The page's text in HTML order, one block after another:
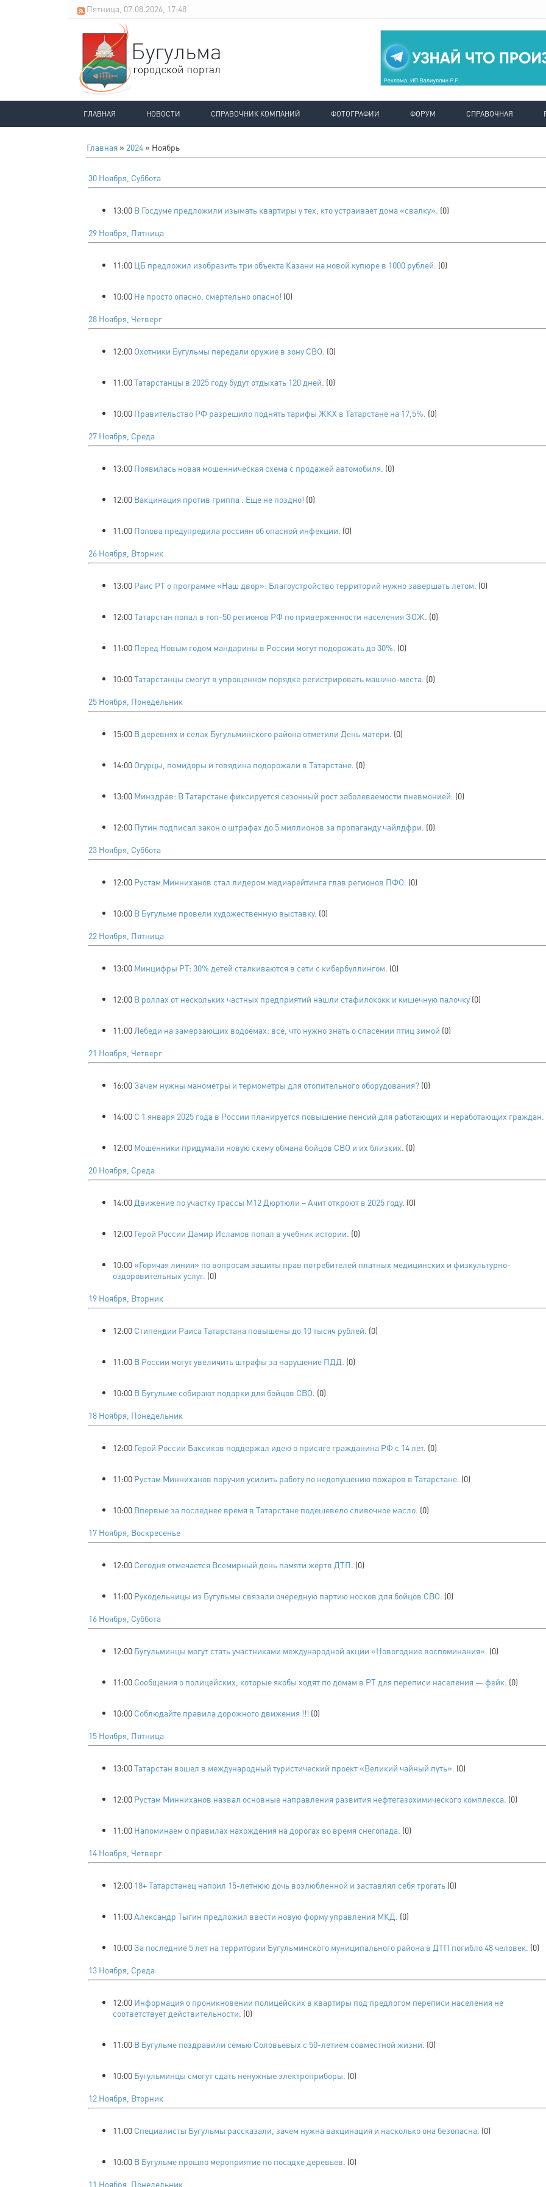
Пятница, 07.08.2026, 17:48
ГЛАВНАЯ НОВОСТИ СПРАВОЧНИК КОМПАНИЙ ФОТОГРАФИИ ФОРУМ СПРАВОЧНАЯ
Главная » 2024 » Ноябрь
30 Ноября, Суббота
13:00 В Госдуме предложили изымать квартиры у тех, кто устраивает дома «свалку». (0)
29 Ноября, Пятница
11:00 ЦБ предложил изобразить три объекта Казани на новой купюре в 1000 рублей. (0)
10:00 Не просто опасно, смертельно опасно! (0)
28 Ноября, Четверг
12:00 Охотники Бугульмы передали оружие в зону СВО. (0)
11:00Татарстанцы в 2025 году будут отдыхать 120 дней. (0)
10:00 Правительство РФ разрешило поднять тарифы ЖКХ в Татарстане на 17,5%. (0)
27 Ноября, Среда
13:00 Появилась новая мошенническая схема с продажей автомобиля. (0)
12:00 Вакцинация против гриппа : Еще не поздно! (0)
11:00 Попова предупредила россиян об опасной инфекции. (0)
26 Ноября, Вторник
13:00 Раис РТ о программе «Наш двор»: Благоустройство территорий нужно завершать летом. (0)
12:00Татарстан попал в топ-50 регионов РФ по приверженности населения ЗОЖ. (0)
11:00 Перед Новым годом мандарины в России могут подорожать до 30%. (0)
10:00Татарстанцы смогут в упрощенном порядке регистрировать машино-места. (0)
25 Ноября, Понедельник
15:00 В деревнях и селах Бугульминского района отметили День матери. (0)
14:00 Огурцы, помидоры и говядина подорожали в Татарстане. (0)
13:00 Минздрав: В Татарстане фиксируется сезонный рост заболеваемости пневмонией. (0)
12:00 Путин подписал закон о штрафах до 5 миллионов за пропаганду чайлдфри. (0)
23 Ноября, Суббота
12:00 Рустам Минниханов стал лидером медиарейтинга глав регионов ПФО. (0)
10:00 В Бугульме провели художественную выставку. (0)
22 Ноября, Пятница
13:00 Минцифры РТ: 30% детей сталкиваются в сети с кибербуллингом. (0)
12:00 В роллах от нескольких частных предприятий нашли стафилококк и кишечную палочку (0)
11:00 Лебеди на замерзающих водоёмах: всё, что нужно знать о спасении птиц зимой (0)
21 Ноября, Четверг
16:00 Зачем нужны манометры и термометры для отопительного оборудования? (0)
14:00 С 1 января 2025 года в России планируется повышение пенсий для работающих и неработающих граждан.
12:00 Мошенники придумали новую схему обмана бойцов СВО и их близких. (0)
20 Ноября, Среда
14:00 Движение по участку трассы М12 Дюртюли – Ачит откроют в 2025 году. (0)
12:00 Герой России Дамир Исламов попал в учебник истории. (0)
10:00 «Горячая линия» по вопросам защиты прав потребителей платных медицинских и физкультурно-
оздоровительных услуг. (0)
19 Ноября, Вторник
12:00 Стипендии Раиса Татарстана повышены до 10 тысяч рублей. (0)
11:00 В России могут увеличить штрафы за нарушение ПДД. (0)
10:00 В Бугульме собирают подарки для бойцов СВО. (0)
18 Ноября, Понедельник
12:00 Герой России Баксиков поддержал идею о присяге гражданина РФ с 14 лет. (0)
11:00 Рустам Минниханов поручил усилить работу по недопущению пожаров в Татарстане. (0)
10:00 Впервые за последнее время в Татарстане подешевело сливочное масло. (0)
17 Ноября, Воскресенье
12:00 Сегодня отмечается Всемирный день памяти жертв ДТП. (0)
11:00 Рукодельницы из Бугульмы связали очередную партию носков для бойцов СВО. (0)
16 Ноября, Суббота
12:00 Бугульминцы могут стать участниками международной акции «Новогодние воспоминания». (0)
11:00 Сообщения о полицейских, которые якобы ходят по домам в РТ для переписи населения — фейк. (0)
10:00 Соблюдайте правила дорожного движения !!! (0)
15 Ноября, Пятница
13:00Татарстан вошел в международный туристический проект «Великий чайный путь». (0)
12:00 Рустам Минниханов назвал основные направления развития нефтегазохимического комплекса. (0)
11:00 Напоминаем о правилах нахождения на дорогах во время снегопада. (0)
14 Ноября, Четверг
12:00 18+ Татарстанец напоил 15-летнюю дочь возлюбленной и заставлял себя трогать (0)
11:00Александр Тыгин предложил ввести новую форму управления МКД. (0)
10:00 За последние 5 лет на территории Бугульминского муниципального района в ДТП погибло 48 человек. (0)
13 Ноября, Среда
12:00 Информация о проникновении полицейских в квартиры под предлогом переписи населения не
соответствует действительности. (0)
11:00 В Бугульме поздравили семью Соловьевых с 50-летием совместной жизни. (0)
10:00 Бугульминцы смогут сдать ненужные электроприборы. (0)
12 Ноября, Вторник
11:00 Специалисты Бугульмы рассказали, зачем нужна вакцинация и насколько она безопасна. (0)
10:00 В Бугульме прошло мероприятие по посадке деревьев. (0)
11 Ноября, Понедельник